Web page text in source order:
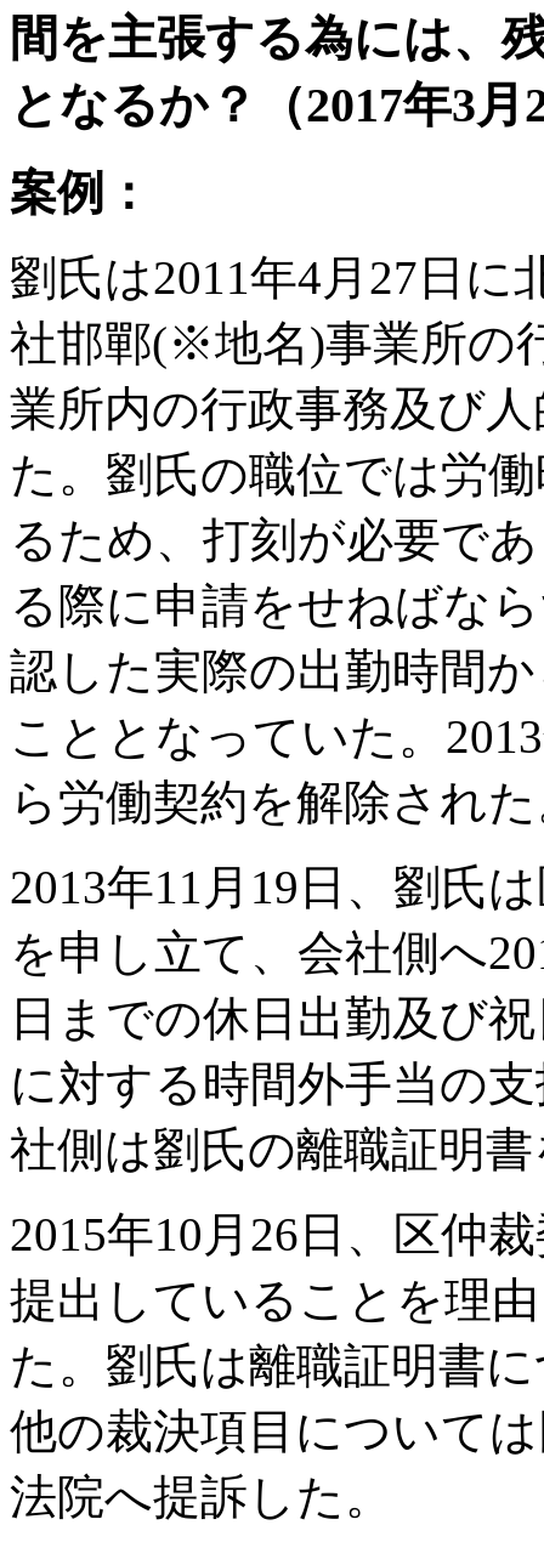
間を主張する為には、
となるか？（2017年3月
案例：
劉氏は2011年4月27日
社邯鄲(※地名)事業所の
業所内の行政事務及び
た。劉氏の職位では労
るため、打刻が必要で
る際に申請をせねばな
認した実際の出勤時間
こととなっていた。
ら労働契約を解除され
2013年11月19日、劉氏
を申し立て、会社側へ
日までの休日出勤及び
に対する時間外手当の
社側は劉氏の離職証明
2015年10月26日、区仲
提出していることを理
た。劉氏は離職証明書
他の裁決項目について
法院へ提訴した。